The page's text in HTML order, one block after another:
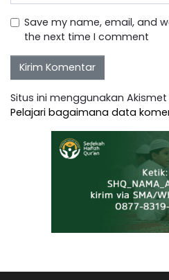
Save my name, email, and
the next time I comment
Situs ini menggunakan
Pelajari bagaimana data